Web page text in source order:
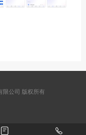
公司 版权所有